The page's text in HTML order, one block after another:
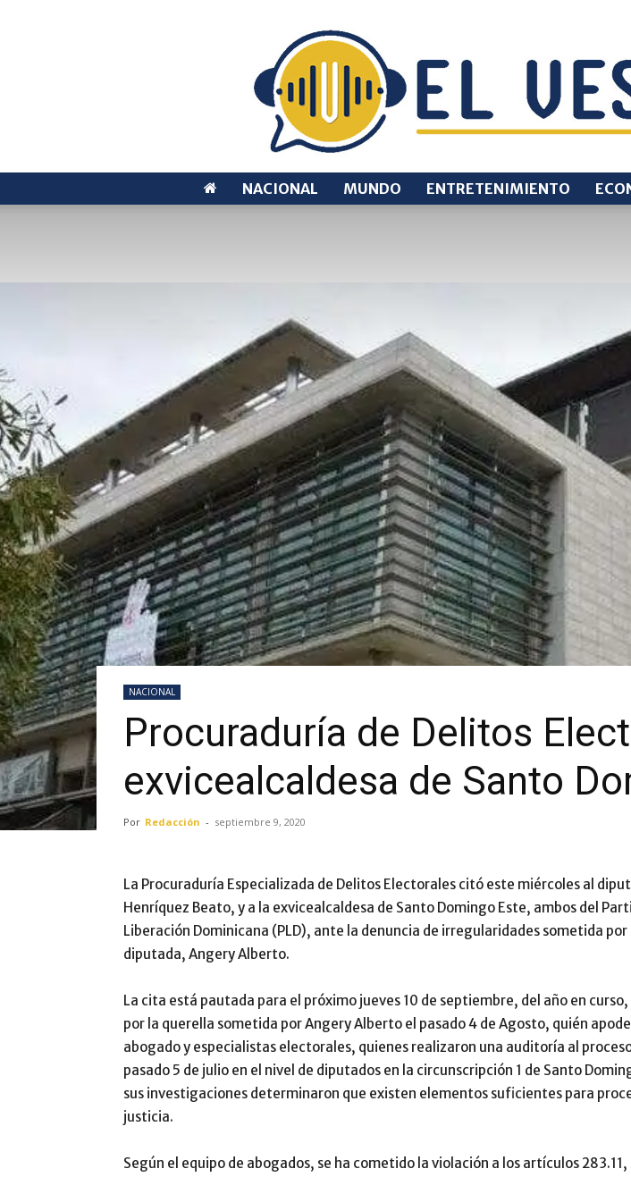
NACIONAL MUNDO ENTRETENIMIENTO
NACIONAL
Procuraduría de Delitos
exvicealcaldesa de Santo
Por Redacción - septiembre 9, 2020
La Procuraduría Especializada de Delitos Electorales citó este miércoles al
Henríquez Beato, y a la exvicealcaldesa de Santo Domingo Este, ambos del
Liberación Dominicana (PLD), ante la denuncia de irregularidades sometida
diputada, Angery Alberto.
La cita está pautada para el próximo jueves 10 de septiembre, del año en curso,
por la querella sometida por Angery Alberto el pasado 4 de Agosto, quién
abogado y especialistas electorales, quienes realizaron una auditoría al
pasado 5 de julio en el nivel de diputados en la circunscripción 1 de Santo
sus investigaciones determinaron que existen elementos suficientes para
justicia.
Según el equipo de abogados, se ha cometido la violación a los artículos